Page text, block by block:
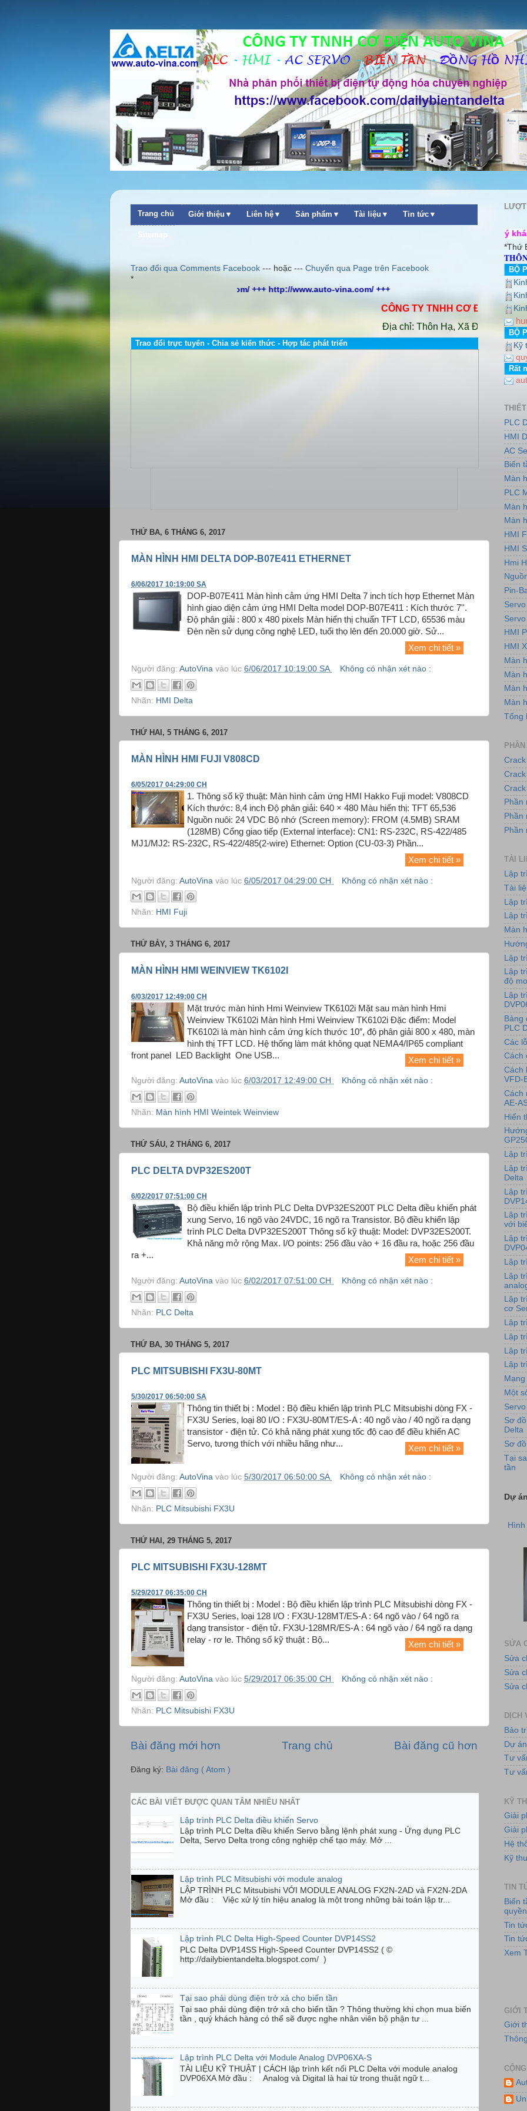
Trang chủ Giới thiệu▼ Liên hệ▼ Sản phẩm▼ Tài liệu▼ Tin tức▼
Sitemap
Trao đổi qua Comments Facebook --- hoặc --- Chuyển qua Page trên Facebook
*
http://www.dailybientandelta.com/ +++ http://www.auto-vina.com/ +++
CÔNG TY TNHH CƠ ĐIỆN AUTO
Địa chỉ: Thôn Hạ, Xã Đông Dư,
Trao đổi trực tuyến - Chia sẻ kiến thức - Hợp tác phát triển
THỨ BA, 6 THÁNG 6, 2017
MÀN HÌNH HMI DELTA DOP-B07E411 ETHERNET
6/06/2017 10:19:00 SA
DOP-B07E411 Màn hình cảm ứng HMI Delta 7 inch tích hợp Ethernet Màn
hình giao diện cảm ứng HMI Delta model DOP-B07E411 : Kích thước 7''.
Độ phân giải : 800 x 480 pixels Màn hiển thị chuẩn TFT LCD, 65536 màu
Đèn nền sử dụng công nghệ LED, tuổi thọ lên đến 20.000 giờ. Sử...
Xem chi tiết »
Người đăng: AutoVina vào lúc 6/06/2017 10:19:00 SA Không có nhận xét nào :
Nhãn: HMI Delta
THỨ HAI, 5 THÁNG 6, 2017
MÀN HÌNH HMI FUJI V808CD
6/05/2017 04:29:00 CH
1. Thông số kỹ thuật: Màn hình cảm ứng HMI Hakko Fuji model: V808CD
Kích thước: 8,4 inch Độ phân giải: 640 × 480 Màu hiển thị: TFT 65,536
Nguồn nuôi: 24 VDC Bộ nhớ (Screen memory): FROM (4.5MB) SRAM
(128MB) Cổng giao tiếp (External interface): CN1: RS-232C, RS-422/485
MJ1/MJ2: RS-232C, RS-422/485(2-wire) Ethernet: Option (CU-03-3) Phần...
Xem chi tiết »
Người đăng: AutoVina vào lúc 6/05/2017 04:29:00 CH Không có nhận xét nào :
Nhãn: HMI Fuji
THỨ BẢY, 3 THÁNG 6, 2017
MÀN HÌNH HMI WEINVIEW TK6102I
6/03/2017 12:49:00 CH
Mặt trước màn hình Hmi Weinview TK6102i Mặt sau màn hình Hmi
Weinview TK6102i Màn hình Hmi Weinview TK6102i Đặc điểm: Model
TK6102i là màn hình cảm ứng kích thước 10″, độ phân giải 800 x 480, màn
hình thị TFT LCD. Hệ thống làm mát không quạt NEMA4/IP65 compliant
front panel LED Backlight One USB...
Xem chi tiết »
Người đăng: AutoVina vào lúc 6/03/2017 12:49:00 CH Không có nhận xét nào :
Nhãn: Màn hình HMI Weintek Weinview
THỨ SÁU, 2 THÁNG 6, 2017
PLC DELTA DVP32ES200T
6/02/2017 07:51:00 CH
Bộ điều khiển lập trình PLC Delta DVP32ES200T PLC Delta điều khiển phát
xung Servo, 16 ngõ vào 24VDC, 16 ngõ ra Transistor. Bộ điều khiển lập
trình PLC Delta DVP32ES200T Thông số kỹ thuật: Model: DVP32ES200T.
Khả năng mở rộng Max. I/O points: 256 đầu vào + 16 đầu ra, hoặc 256 đầu
ra +...
Xem chi tiết »
Người đăng: AutoVina vào lúc 6/02/2017 07:51:00 CH Không có nhận xét nào :
Nhãn: PLC Delta
THỨ BA, 30 THÁNG 5, 2017
PLC MITSUBISHI FX3U-80MT
5/30/2017 06:50:00 SA
Thông tin thiết bị : Model : Bộ điều khiển lập trình PLC Mitsubishi dòng FX -
FX3U Series, loại 80 I/O : FX3U-80MT/ES-A : 40 ngõ vào / 40 ngõ ra dạng
transistor - điện tử. Có khả năng phát xung tốc độ cao để điều khiển AC
Servo, tương thích với nhiều hãng như...
Xem chi tiết »
Người đăng: AutoVina vào lúc 5/30/2017 06:50:00 SA Không có nhận xét nào :
Nhãn: PLC Mitsubishi FX3U
THỨ HAI, 29 THÁNG 5, 2017
PLC MITSUBISHI FX3U-128MT
5/29/2017 06:35:00 CH
Thông tin thiết bị : Model : Bộ điều khiển lập trình PLC Mitsubishi dòng FX -
FX3U Series, loại 128 I/O : FX3U-128MT/ES-A : 64 ngõ vào / 64 ngõ ra
dạng transistor - điện tử. FX3U-128MR/ES-A : 64 ngõ vào / 64 ngõ ra dạng
relay - rơ le. Thông số kỹ thuật : Bộ...
Xem chi tiết »
Người đăng: AutoVina vào lúc 5/29/2017 06:35:00 CH Không có nhận xét nào :
Nhãn: PLC Mitsubishi FX3U
Bài đăng mới hơn Bài đăng cũ hơn
Trang chủ
Đăng ký: Bài đăng ( Atom )
CÁC BÀI VIẾT ĐƯỢC QUAN TÂM NHIỀU NHẤT
Lập trình PLC Delta điều khiển Servo
Lập trình PLC Delta điều khiển Servo bằng lệnh phát xung - Ứng dụng PLC
Delta, Servo Delta trong công nghiệp chế tạo máy. Mở ...
Lập trình PLC Mitsubishi với module analog
LẬP TRÌNH PLC Mitsubishi VỚI MODULE ANALOG FX2N-2AD và FX2N-2DA
Mở đầu : Việc xử lý tín hiệu analog là một trong những bài toán lập tr...
Lập trình PLC Delta High-Speed Counter DVP14SS2
PLC Delta DVP14SS High-Speed Counter DVP14SS2 ( ©
http://dailybientandelta.blogspot.com/ )
Tại sao phải dùng điện trở xả cho biến tần
Tại sao phải dùng điện trở xả cho biến tần ? Thông thường khi chọn mua biến
tần , quý khách hàng có thể sẽ được nghe nhân viên bộ phận tư ...
Lập trình PLC Delta với Module Analog DVP06XA-S
TÀI LIỆU KỸ THUẬT | CÁCH lập trình kết nối PLC Delta với module analog
DVP06XA Mở đầu : Analog và Digital là hai từ trong thuật ngữ t...
++ Chào mừng quý khách ghé
*Thứ
BỘ
BỘ
Kỹ
Rất
PLC
HMI
AC
Biến
Màn
PLC
Màn
Màn
HMI
HMI
Hmi
Pin-
HMI
HMI
Màn
Màn
Màn
Màn
Tổng
Phần
Phần
Phần
TÀI
Lập
Tài
Lập
Lập
Màn
Lập
Lập
độ
Lập
Bảng
PLC
Các
Cách
Cách
VFD-
Cách
AE-
Hiển
Lập
Lập
Delta
Lập
Lập
với
Lập
Lập
Lập
Lập
cơ
Lập
Lập
Lập
Lập
Một
Sơ
Delta
Sơ
Tại
tần
Dự
Hình
SỬA
Sửa
Sửa
Sửa
DỊCH
Bảo
Dự
Tư
Tư
KỸ
Giải
Giải
Hệ
Kỹ
TIN
Biến
Tin
Tin
Xem
GIỚI
Giới